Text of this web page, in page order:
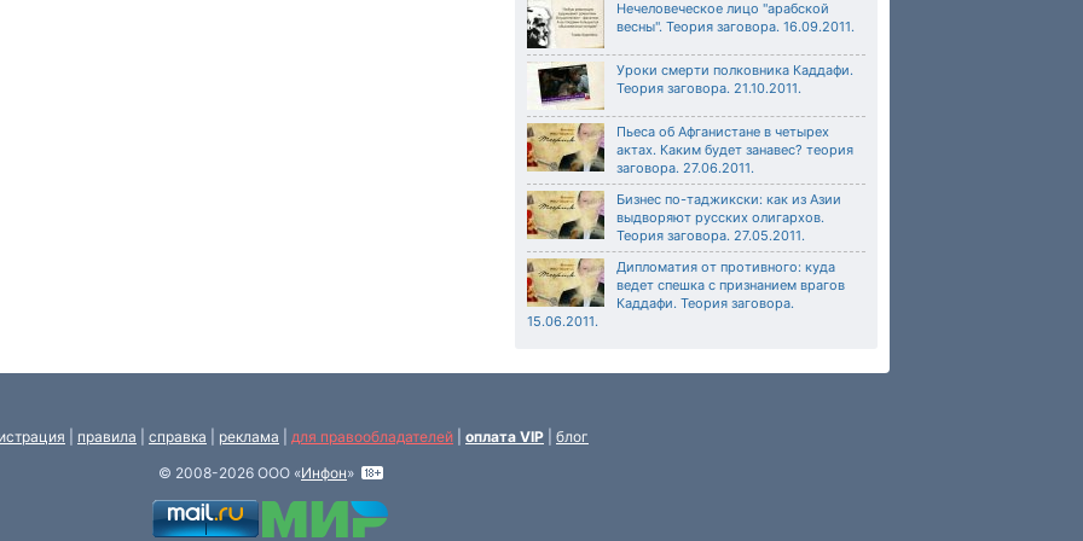
Нечеловеческое лицо "арабской
весны". Теория заговора. 16.09.2011.
Уроки смерти полковника Каддафи.
Теория заговора. 21.10.2011.
Пьеса об Афганистане в четырех
актах. Каким будет занавес? теория
заговора. 27.06.2011.
Бизнес по-таджикски: как из Азии
выдворяют русских олигархов.
Теория заговора. 27.05.2011.
Дипломатия от противного: куда
ведет спешка с признанием врагов
Каддафи. Теория заговора.
15.06.2011.
правила справка реклама для правообладателей оплата VIP
блог
© 2008-2026 ООО «Инфон»